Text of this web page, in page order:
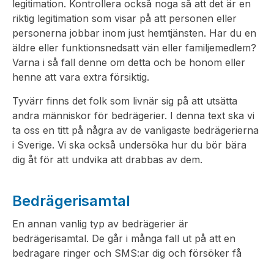
legitimation. Kontrollera också noga så att det är en
riktig legitimation som visar på att personen eller
personerna jobbar inom just hemtjänsten. Har du en
äldre eller funktionsnedsatt vän eller familjemedlem?
Varna i så fall denne om detta och be honom eller
henne att vara extra försiktig.
Tyvärr finns det folk som livnär sig på att utsätta
andra människor för bedrägerier. I denna text ska vi
ta oss en titt på några av de vanligaste bedrägerierna
i Sverige. Vi ska också undersöka hur du bör bära
dig åt för att undvika att drabbas av dem.
Bedrägerisamtal
En annan vanlig typ av bedrägerier är
bedrägerisamtal. De går i många fall ut på att en
bedragare ringer och SMS:ar dig och försöker få